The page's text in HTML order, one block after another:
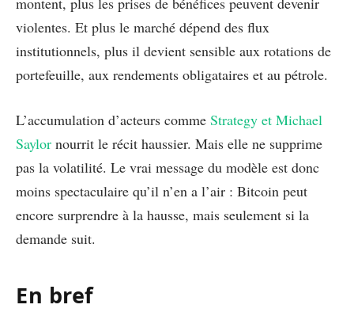
violentes. Et plus le marché dépend des flux
institutionnels, plus il devient sensible aux rotations de
portefeuille, aux rendements obligataires et au pétrole.
L’accumulation d’acteurs comme Strategy et Michael
Saylor nourrit le récit haussier. Mais elle ne supprime
pas la volatilité. Le vrai message du modèle est donc
moins spectaculaire qu’il n’en a l’air : Bitcoin peut
encore surprendre à la hausse, mais seulement si la
demande suit.
En bref